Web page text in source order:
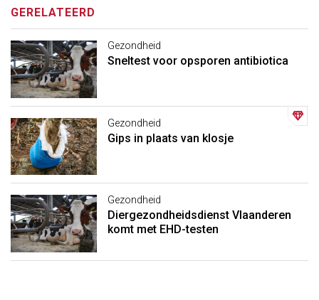
GERELATEERD
Gezondheid
Sneltest voor opsporen antibiotica
Gezondheid
Gips in plaats van klosje
Gezondheid
Diergezondheidsdienst Vlaanderen
komt met EHD-testen